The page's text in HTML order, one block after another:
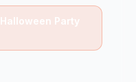
Halloween Party